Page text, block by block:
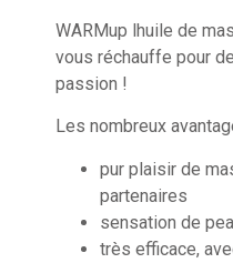
WARMup lhuile de
vous réchauffe pour
passion !
Les nombreux
pur plaisir de
partenaires
sensation de
très efficace,